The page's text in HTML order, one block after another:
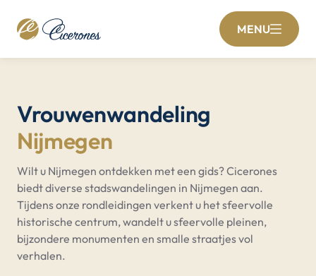
MENU
Vrouwenwandeling
Nijmegen
Wilt u Nijmegen ontdekken met een gids? Cicerones
biedt diverse stadswandelingen in Nijmegen aan.
Tijdens onze rondleidingen verkent u het sfeervolle
historische centrum, wandelt u sfeervolle pleinen,
bijzondere monumenten en smalle straatjes vol
verhalen.